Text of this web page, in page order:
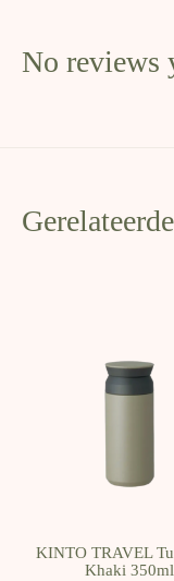
No reviews
KINTO TRAVEL
Khaki 350ml